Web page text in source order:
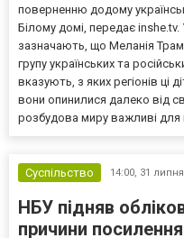
поверненню додому
Білому домі, передає
зазначають, що Меланія
групу українських та
вказують, з яких регіонів ці
вони опинилися далеко від
розбудова миру важливі для
Суспільство 14:00, 31 липня
НБУ підняв
причини